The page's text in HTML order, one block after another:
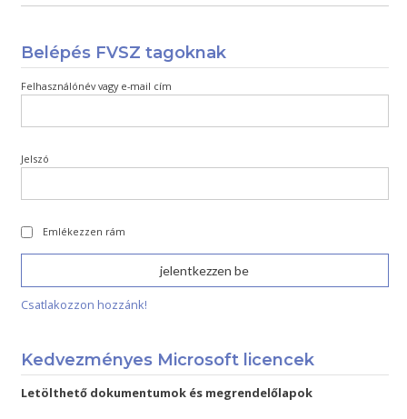
Belépés FVSZ tagoknak
Felhasználónév vagy e-mail cím
Jelszó
Emlékezzen rám
Csatlakozzon hozzánk!
Kedvezményes Microsoft licencek
Letölthető dokumentumok és megrendelőlapok